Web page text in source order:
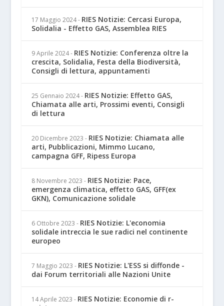
17 Maggio 2024 - RIES Notizie: Cercasi Europa,
Solidalia - Effetto GAS, Assemblea RIES
9 Aprile 2024 - RIES Notizie: Conferenza oltre la
crescita, Solidalia, Festa della Biodiversità,
Consigli di lettura, appuntamenti
25 Gennaio 2024 - RIES Notizie: Effetto GAS,
Chiamata alle arti, Prossimi eventi, Consigli
di lettura
20 Dicembre 2023 - RIES Notizie: Chiamata alle
arti, Pubblicazioni, Mimmo Lucano,
campagna GFF, Ripess Europa
8 Novembre 2023 - RIES Notizie: Pace,
emergenza climatica, effetto GAS, GFF(ex
GKN), Comunicazione solidale
6 Ottobre 2023 - RIES Notizie: L'economia
solidale intreccia le sue radici nel continente
europeo
7 Maggio 2023 - RIES Notizie: L'ESS si diffonde -
dai Forum territoriali alle Nazioni Unite
14 Aprile 2023 - RIES Notizie: Economie di r-